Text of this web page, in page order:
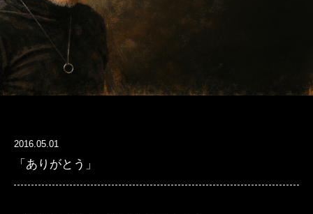
2016.05.01
「ありがとう」